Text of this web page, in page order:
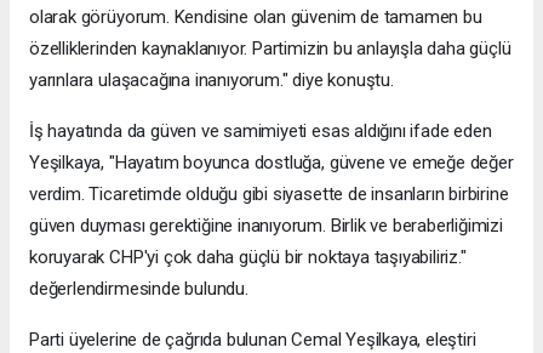
olarak görüyorum. Kendisine olan güvenim de tamamen bu
özelliklerinden kaynaklanıyor. Partimizin bu anlayışla daha güçlü
yarınlara ulaşacağına inanıyorum." diye konuştu.
İş hayatında da güven ve samimiyeti esas aldığını ifade eden
Yeşilkaya, "Hayatım boyunca dostluğa, güvene ve emeğe değer
verdim. Ticaretimde olduğu gibi siyasette de insanların birbirine
güven duyması gerektiğine inanıyorum. Birlik ve beraberliğimizi
koruyarak CHP'yi çok daha güçlü bir noktaya taşıyabiliriz."
değerlendirmesinde bulundu.
Parti üyelerine de çağrıda bulunan Cemal Yeşilkaya, eleştiri